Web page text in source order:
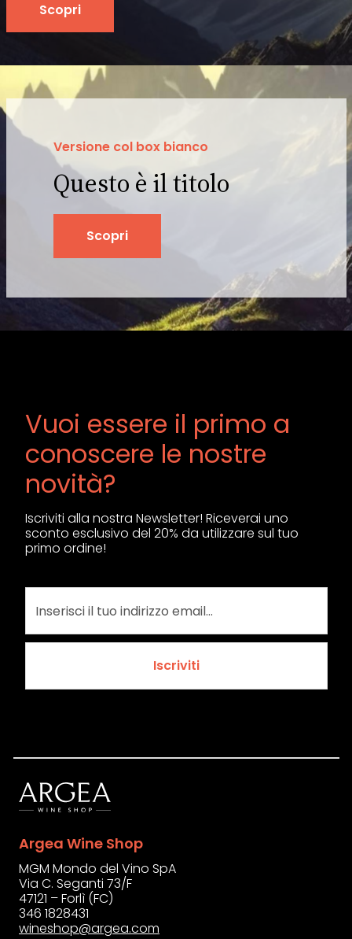
Scopri
Questo è il titolo
Versione col box bianco
Scopri
Vuoi essere il primo a
conoscere le nostre
novità?
Iscriviti alla nostra Newsletter! Riceverai uno
sconto esclusivo del 20% da utilizzare sul tuo
primo ordine!
Iscriviti
Argea Wine Shop
MGM Mondo del Vino SpA
Via C. Seganti 73/F
47121 – Forlì (FC)
346 1828431
wineshop@argea.com